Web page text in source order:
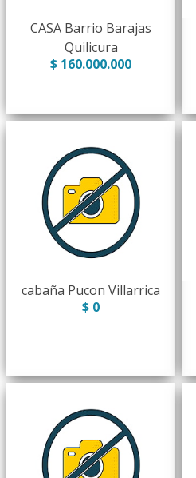
CASA Barrio Barajas
Quilicura
$ 160.000.000
cabaña Pucon Villarrica
$ 0